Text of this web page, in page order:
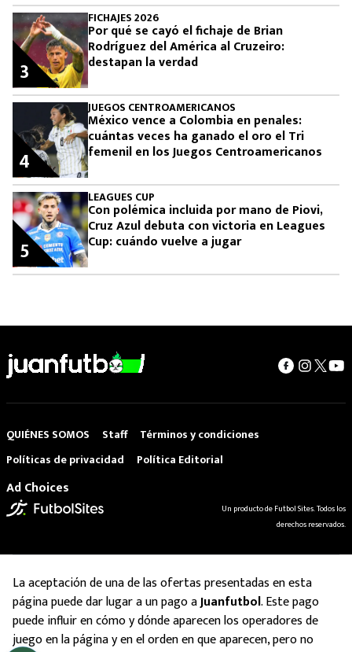
FICHAJES 2026
Por qué se cayó el fichaje de Brian
Rodríguez del América al Cruzeiro:
destapan la verdad
3
JUEGOS CENTROAMERICANOS
México vence a Colombia en penales:
cuántas veces ha ganado el oro el Tri
femenil en los Juegos Centroamericanos
4
LEAGUES CUP
Con polémica incluida por mano de Piovi,
Cruz Azul debuta con victoria en Leagues
Cup: cuándo vuelve a jugar
5
QUIÉNES SOMOS Staff
Términos y condiciones
Políticas de privacidad
Política Editorial
Ad Choices
Un producto de Futbol Sites. Todos los
derechos reservados.
La aceptación de una de las ofertas presentadas en esta
página puede dar lugar a un pago aJuanfutbol. Este pago
puede influir en cómo y dónde aparecen los operadores de
juego en la página y en el orden en que aparecen, pero no